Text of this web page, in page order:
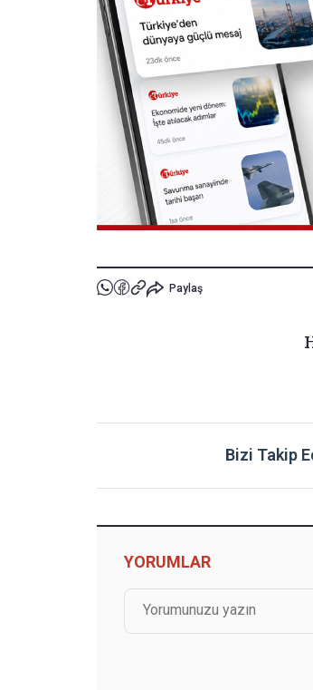
Paylaş
Bizi Takip
YORUMLAR